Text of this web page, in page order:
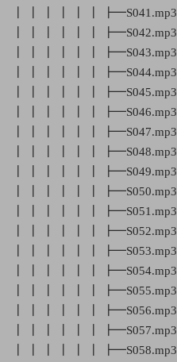
┃ ┃ ┃ ┃ ┃ ┃ ┣━S041.mp3
┃ ┃ ┃ ┃ ┃ ┃ ┣━S042.mp3
┃ ┃ ┃ ┃ ┃ ┃ ┣━S043.mp3
┃ ┃ ┃ ┃ ┃ ┃ ┣━S044.mp3
┃ ┃ ┃ ┃ ┃ ┃ ┣━S045.mp3
┃ ┃ ┃ ┃ ┃ ┃ ┣━S046.mp3
┃ ┃ ┃ ┃ ┃ ┃ ┣━S047.mp3
┃ ┃ ┃ ┃ ┃ ┃ ┣━S048.mp3
┃ ┃ ┃ ┃ ┃ ┃ ┣━S049.mp3
┃ ┃ ┃ ┃ ┃ ┃ ┣━S050.mp3
┃ ┃ ┃ ┃ ┃ ┃ ┣━S051.mp3
┃ ┃ ┃ ┃ ┃ ┃ ┣━S052.mp3
┃ ┃ ┃ ┃ ┃ ┃ ┣━S053.mp3
┃ ┃ ┃ ┃ ┃ ┃ ┣━S054.mp3
┃ ┃ ┃ ┃ ┃ ┃ ┣━S055.mp3
┃ ┃ ┃ ┃ ┃ ┃ ┣━S056.mp3
┃ ┃ ┃ ┃ ┃ ┃ ┣━S057.mp3
┃ ┃ ┃ ┃ ┃ ┃ ┣━S058.mp3